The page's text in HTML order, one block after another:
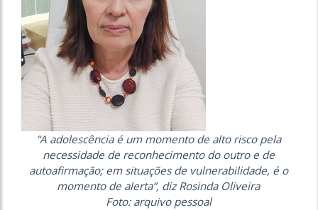
“A adolescência é um momento de alto risco pela
necessidade de reconhecimento do outro e de
autoafirmação; em situações de vulnerabilidade, é o
momento de alerta”, diz Rosinda Oliveira
Foto: arquivo pessoal